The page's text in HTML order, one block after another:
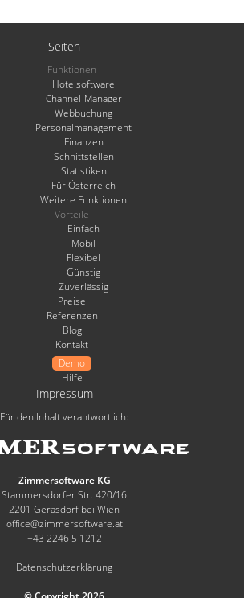
Seiten
Funktionen
Hotelsoftware
Channel-Manager
Webbuchung
Personalmanagement
Finanzen
Schnittstellen
Statistiken
Für Österreich
Weitere Funktionen
Vorteile
Einfach
Mobil
Flexibel
Günstig
Zuverlässig
Preise
Referenzen
Blog
Kontakt
Demo
Hilfe
Impressum
Für den Inhalt verantwortlich:
Zimmersoftware KG
Stammersdorfer Str. 420/16
2201 Gerasdorf bei Wien
office@zimmersoftware.at
+43 2246 5 1212
Datenschutzerklärung